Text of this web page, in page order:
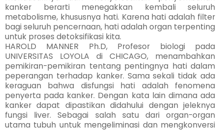
kanker berarti menegakkan kembali seluruh
metabolisme, khususnya hati. Karena hati adalah filter
bagi seluruh pencernaan, hati adalah organ terpenting
untuk proses detoksifikasi kita.
HAROLD MANNER Ph.D, Profesor biologi pada
UNIVERSITAS LOYOLA di CHICAGO, menambahkan
pemikiran-pemikiran tentang pentingnya hati dalam
peperangan terhadap kanker. Sama sekali tidak ada
keraguan bahwa disfungsi hati adalah fenomena
penyerta pada kanker. Dengan kata lain dimana ada
kanker dapat dipastikan didahului dengan jeleknya
fungsi liver. Sebagai salah satu dari organ-organ
utama tubuh untuk mengeliminasi dan mengkonversi